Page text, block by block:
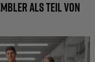
als Teil von